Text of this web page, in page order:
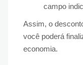
campo
Assim, o
você poderá
economia.